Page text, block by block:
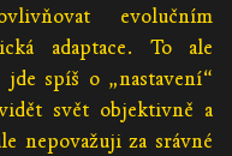
evolučním
adaptace. To ale
spíš o „nastavení“
svět objektivně a
nepovažuji za srávné